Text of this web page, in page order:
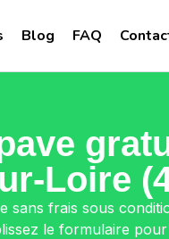
Blog FAQ
Loire
sans frais sous
le formulaire